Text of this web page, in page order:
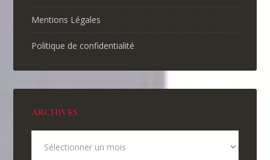
Mentions Légales
Politique de confidentialité
ARCHIVES